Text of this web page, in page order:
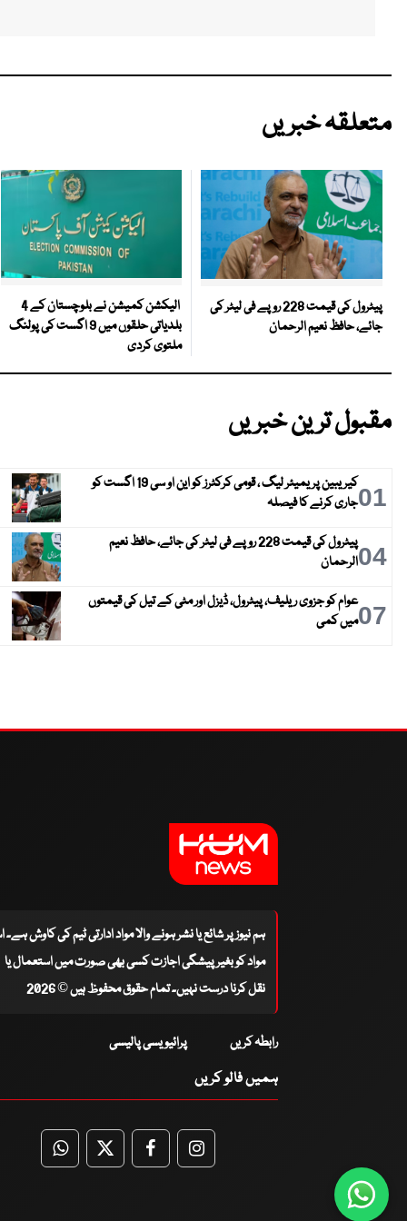
متعلقہ خبریں
پیٹرول کی قیمت 228 روپے فی لیٹر کی
جائے، حافظ نعیم الرحمان
الیکشن کمیشن نے بلوچستان کے 4
بلدیاتی حلقوں میں 9 اگست کی پولنگ
ملتوی کردی
مقبول ترین خبریں
01
کیریبین پریمیئر لیگ ، قومی کرکٹرز کو این او سی 19 اگست کو
جاری کرنے کا فیصلہ
04
پیٹرول کی قیمت 228 روپے فی لیٹر کی جائے، حافظ نعیم
الرحمان
07عوام کو جزوی ریلیف، پیٹرول، ڈیزل اور مٹی کے تیل کی قیمتوں
میں کمی
ہم نیوز پر شائع یا نشر ہونے والا مواد ادارتی ٹیم کی کاوش
مواد کو بغیر پیشگی اجازت کسی بھی صورت میں استعمال یا
نقل کرنا درست نہیں۔ تمام حقوق محفوظ ہیں © 2026
رابطہ کریں پرائیویسی پالیسی
ہمیں فالو کریں
WhatsApp
TwitterFacebookFacebook